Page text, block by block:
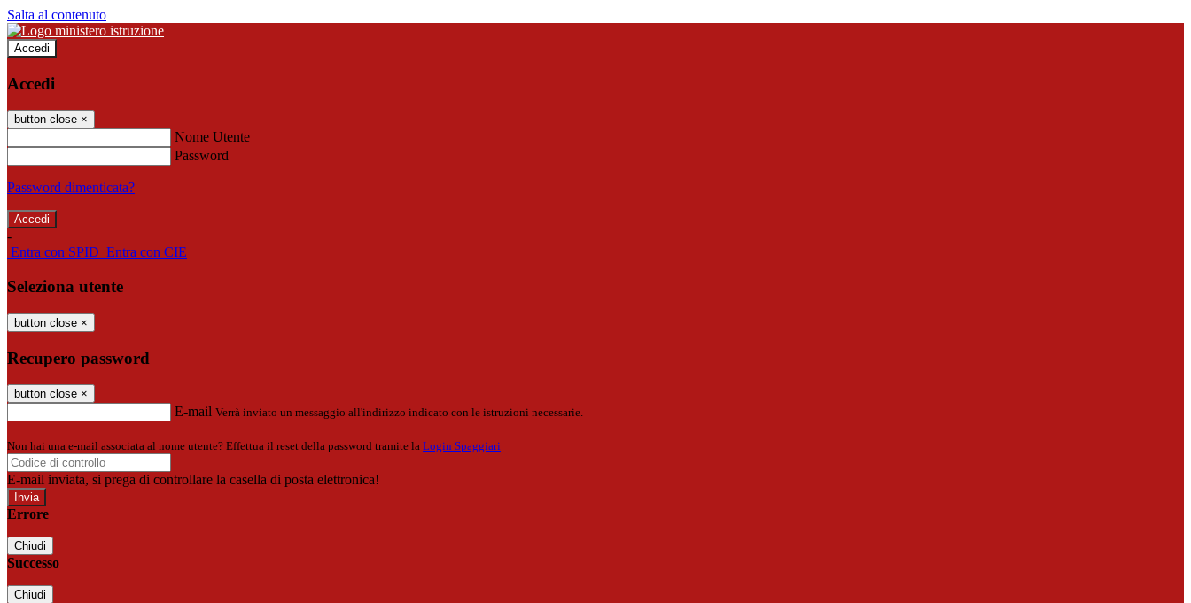
Salta al contenuto
Accedi
Accedi
button close ×
Nome Utente
Password
Password dimenticata?
-
Entra con SPID Entra con CIE
Seleziona utente
button close ×
Recupero password
button close ×
E-mail Verrà inviato un messaggio all'indirizzo indicato con le istruzioni necessarie.
Non hai una e-mail associata al nome utente? Effettua il reset della password tramite la Login Spaggiari
E-mail inviata, si prega di controllare la casella di posta elettronica!
Errore
Chiudi
Successo
Chiudi